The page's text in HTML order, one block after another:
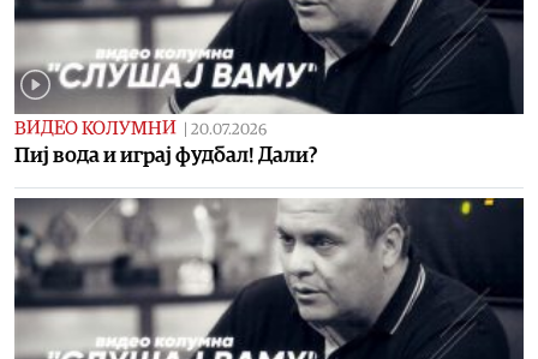
ВИДЕО КОЛУМНИ | 20.07.2026
Пиј вода и играј фудбал! Дали?